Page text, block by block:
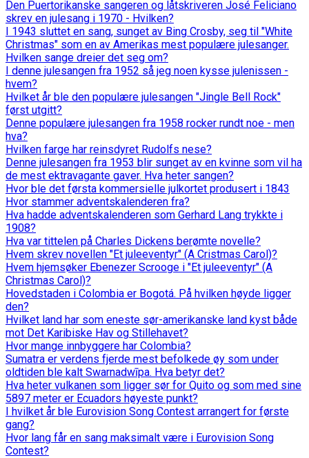
Den Puertorikanske sangeren og låtskriveren José Feliciano
skrev en julesang i 1970 - Hvilken?
I 1943 sluttet en sang, sunget av Bing Crosby, seg til "White
Christmas" som en av Amerikas mest populære julesanger.
Hvilken sange dreier det seg om?
I denne julesangen fra 1952 så jeg noen kysse julenissen -
hvem?
Hvilket år ble den populære julesangen "Jingle Bell Rock"
først utgitt?
Denne populære julesangen fra 1958 rocker rundt noe - men
hva?
Hvilken farge har reinsdyret Rudolfs nese?
Denne julesangen fra 1953 blir sunget av en kvinne som vil ha
de mest ektravagante gaver. Hva heter sangen?
Hvor ble det førsta kommersielle julkortet produsert i 1843
Hvor stammer adventskalenderen fra?
Hva hadde adventskalenderen som Gerhard Lang trykkte i
1908?
Hva var tittelen på Charles Dickens berømte novelle?
Hvem skrev novellen "Et juleeventyr" (A Cristmas Carol)?
Hvem hjemsøker Ebenezer Scrooge i "Et juleeventyr" (A
Christmas Carol)?
Hovedstaden i Colombia er Bogotá. På hvilken høyde ligger
den?
Hvilket land har som eneste sør-amerikanske land kyst både
mot Det Karibiske Hav og Stillehavet?
Hvor mange innbyggere har Colombia?
Sumatra er verdens fjerde mest befolkede øy som under
oldtiden ble kalt Swarnadwīpa. Hva betyr det?
Hva heter vulkanen som ligger sør for Quito og som med sine
5897 meter er Ecuadors høyeste punkt?
I hvilket år ble Eurovision Song Contest arrangert for første
gang?
Hvor lang får en sang maksimalt være i Eurovision Song
Contest?